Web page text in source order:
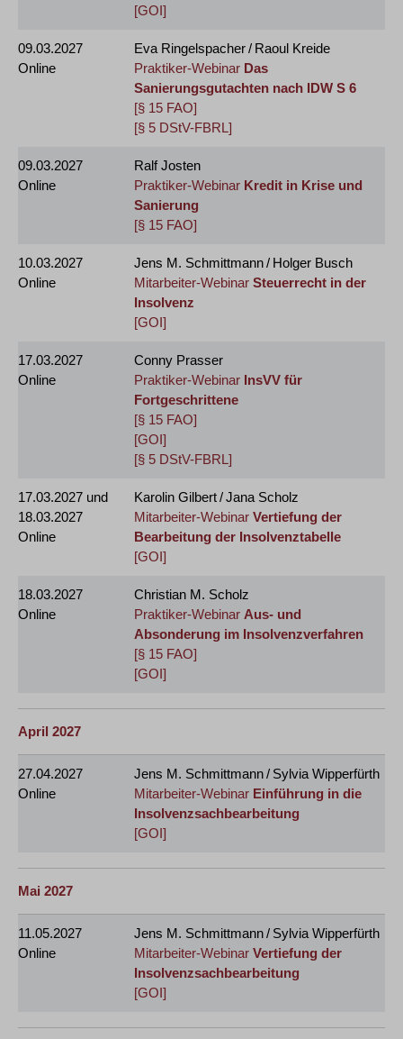
[GOI]
09.03.2027
Online
Eva Ringelspacher / Raoul Kreide
Praktiker-Webinar Das
Sanierungsgutachten nach IDW S 6
[§ 15 FAO]
[§ 5 DStV-FBRL]
09.03.2027
Online
Ralf Josten
Praktiker-Webinar Kredit in Krise und
Sanierung
[§ 15 FAO]
10.03.2027
Online
Jens M. Schmittmann / Holger Busch
Mitarbeiter-Webinar Steuerrecht in der
Insolvenz
[GOI]
17.03.2027
Online
Conny Prasser
Praktiker-Webinar InsVV für
Fortgeschrittene
[§ 15 FAO]
[GOI]
[§ 5 DStV-FBRL]
17.03.2027 und
18.03.2027
Online
Karolin Gilbert / Jana Scholz
Mitarbeiter-Webinar Vertiefung der
Bearbeitung der Insolvenztabelle
[GOI]
18.03.2027
Online
Christian M. Scholz
Praktiker-Webinar Aus- und
Absonderung im Insolvenzverfahren
[§ 15 FAO]
[GOI]
April 2027
27.04.2027
Online
Jens M. Schmittmann / Sylvia Wipperfürth
Mitarbeiter-Webinar Einführung in die
Insolvenzsachbearbeitung
[GOI]
Mai 2027
11.05.2027
Online
Jens M. Schmittmann / Sylvia Wipperfürth
Mitarbeiter-Webinar Vertiefung der
Insolvenzsachbearbeitung
[GOI]